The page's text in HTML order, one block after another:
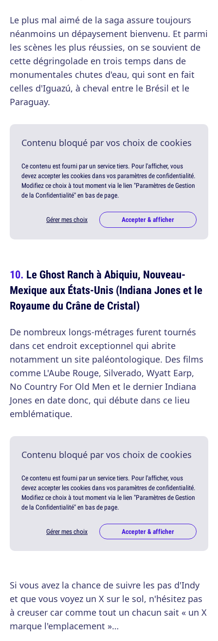
Le plus mal aimé de la saga assure toujours
néanmoins un dépaysement bienvenu. Et parmi
les scènes les plus réussies, on se souvient de
cette dégringolade en trois temps dans de
monumentales chutes d'eau, qui sont en fait
celles d'Iguazú, à cheval entre le Brésil et le
Paraguay.
Contenu bloqué par vos choix de cookies
Ce contenu est fourni par un service tiers. Pour l'afficher, vous
devez accepter les cookies dans vos paramètres de confidentialité.
Modifiez ce choix à tout moment via le lien "Paramètres de Gestion
de la Confidentialité" en bas de page.
Gérer mes choix Accepter & afficher
Le Ghost Ranch à Abiquiu, Nouveau-
Mexique aux États-Unis (Indiana Jones et le
Royaume du Crâne de Cristal)
De nombreux longs-métrages furent tournés
dans cet endroit exceptionnel qui abrite
notamment un site paléontologique. Des films
comme L'Aube Rouge, Silverado, Wyatt Earp,
No Country For Old Men et le dernier Indiana
Jones en date donc, qui débute dans ce lieu
emblématique.
Contenu bloqué par vos choix de cookies
Ce contenu est fourni par un service tiers. Pour l'afficher, vous
devez accepter les cookies dans vos paramètres de confidentialité.
Modifiez ce choix à tout moment via le lien "Paramètres de Gestion
de la Confidentialité" en bas de page.
Gérer mes choix Accepter & afficher
Si vous avez la chance de suivre les pas d'Indy
et que vous voyez un X sur le sol, n'hésitez pas
à creuser car comme tout un chacun sait « un X
marque l'emplacement »…